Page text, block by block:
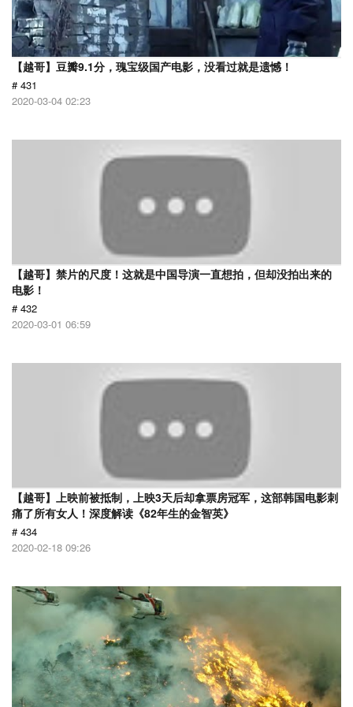
【越哥】豆瓣9.1分，瑰宝级国产电影，没看过就是遗憾！
# 431
2020-03-04 02:23
【越哥】禁片的尺度！这就是中国导演一直想拍，但却没拍出来的
电影！
# 432
2020-03-01 06:59
【越哥】上映前被抵制，上映3天后却拿票房冠军，这部韩国电影刺
痛了所有女人！深度解读《82年生的金智英》
# 434
2020-02-18 09:26